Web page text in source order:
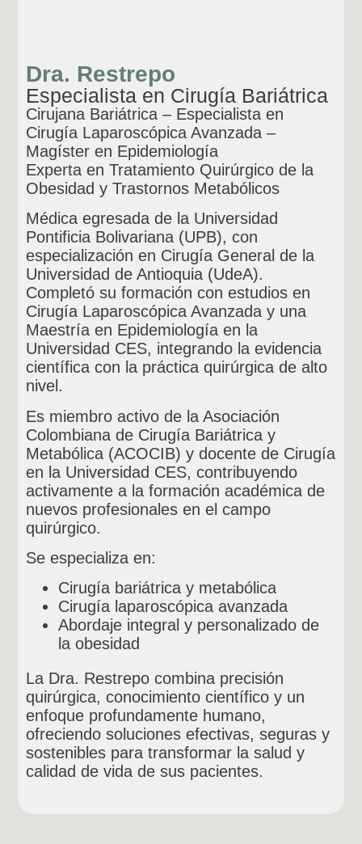
Dra. Restrepo
Especialista en Cirugía Bariátrica
Cirujana Bariátrica – Especialista en
Cirugía Laparoscópica Avanzada –
Magíster en Epidemiología
Experta en Tratamiento Quirúrgico de la
Obesidad y Trastornos Metabólicos
Médica egresada de la Universidad
Pontificia Bolivariana (UPB), con
especialización en Cirugía General de la
Universidad de Antioquia (UdeA).
Completó su formación con estudios en
Cirugía Laparoscópica Avanzada y una
Maestría en Epidemiología en la
Universidad CES, integrando la evidencia
científica con la práctica quirúrgica de alto
nivel.
Es miembro activo de la Asociación
Colombiana de Cirugía Bariátrica y
Metabólica (ACOCIB) y docente de Cirugía
en la Universidad CES, contribuyendo
activamente a la formación académica de
nuevos profesionales en el campo
quirúrgico.
Se especializa en:
Cirugía bariátrica y metabólica
Cirugía laparoscópica avanzada
Abordaje integral y personalizado de
la obesidad
La Dra. Restrepo combina precisión
quirúrgica, conocimiento científico y un
enfoque profundamente humano,
ofreciendo soluciones efectivas, seguras y
sostenibles para transformar la salud y
calidad de vida de sus pacientes.